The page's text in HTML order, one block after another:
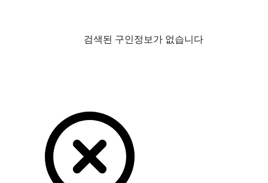
검색된 구인정보가 없습니다